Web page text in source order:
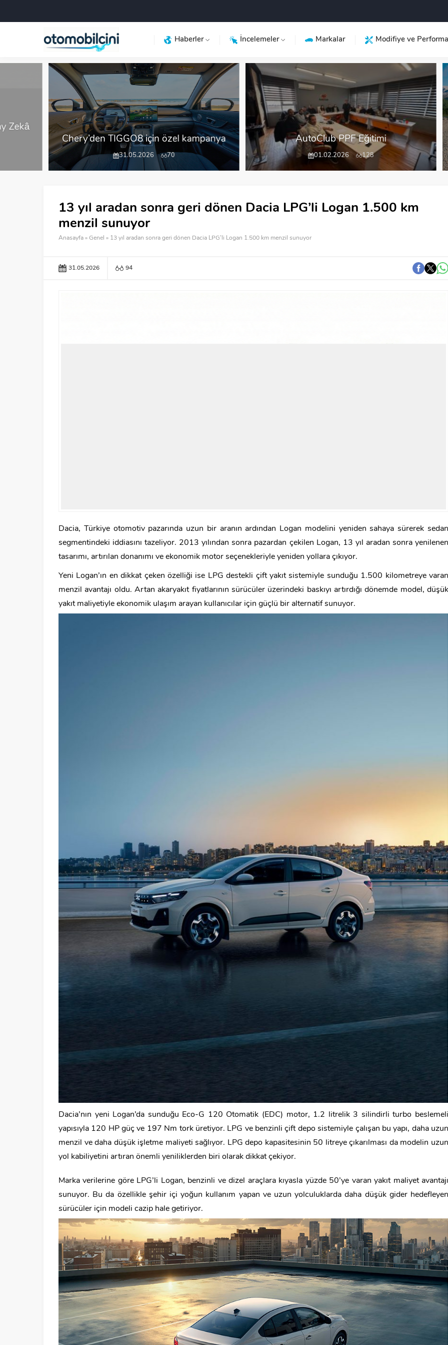
Haberler İncelemeler Markalar Modifiye ve
Zekâ
Chery’den TIGGO8 için özel kampanya
31.05.2026 70
AutoClub PPF Eğitimi
01.02.2026 128
13 yıl aradan sonra geri dönen Dacia LPG’li Logan 1.500 km
menzil sunuyor
Anasayfa » Genel » 13 yıl aradan sonra geri dönen Dacia LPG’li Logan 1.500 km menzil sunuyor
31.05.2026 94
Dacia, Türkiye otomotiv pazarında uzun bir aranın ardından Logan modelini yeniden sahaya sürerek sedan
segmentindeki iddiasını tazeliyor. 2013 yılından sonra pazardan çekilen Logan, 13 yıl aradan sonra yenilenen
tasarımı, artırılan donanımı ve ekonomik motor seçenekleriyle yeniden yollara çıkıyor.
Yeni Logan’ın en dikkat çeken özelliği ise LPG destekli çift yakıt sistemiyle sunduğu 1.500 kilometreye varan
menzil avantajı oldu. Artan akaryakıt fiyatlarının sürücüler üzerindeki baskıyı artırdığı dönemde model, düşük
yakıt maliyetiyle ekonomik ulaşım arayan kullanıcılar için güçlü bir alternatif sunuyor.
Dacia’nın yeni Logan’da sunduğu Eco-G 120 Otomatik (EDC) motor, 1.2 litrelik 3 silindirli turbo beslemeli
yapısıyla 120 HP güç ve 197 Nm tork üretiyor. LPG ve benzinli çift depo sistemiyle çalışan bu yapı, daha uzun
menzil ve daha düşük işletme maliyeti sağlıyor. LPG depo kapasitesinin 50 litreye çıkarılması da modelin uzun
yol kabiliyetini artıran önemli yeniliklerden biri olarak dikkat çekiyor.
Marka verilerine göre LPG’li Logan, benzinli ve dizel araçlara kıyasla yüzde 50’ye varan yakıt maliyet avantajı
sunuyor. Bu da özellikle şehir içi yoğun kullanım yapan ve uzun yolculuklarda daha düşük gider hedefleyen
sürücüler için modeli cazip hale getiriyor.